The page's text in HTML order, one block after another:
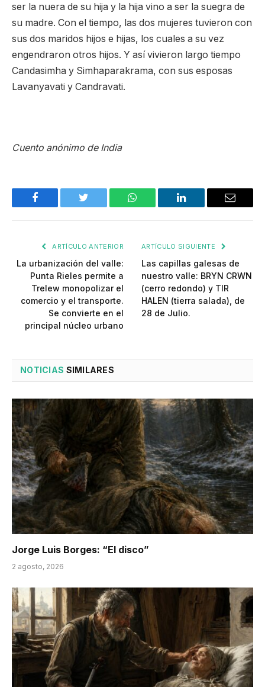
ser la nuera de su hija y la hija vino a ser la suegra de
su madre. Con el tiempo, las dos mujeres tuvieron con
sus dos maridos hijos e hijas, los cuales a su vez
engendraron otros hijos. Y así vivieron largo tiempo
Candasimha y Simhaparakrama, con sus esposas
Lavanyavati y Candravati.
Cuento anónimo de India
Facebook Twitter WhatsApp LinkedIn Email
ARTÍCULO ANTERIOR
La urbanización del valle:
Punta Rieles permite a
Trelew monopolizar el
comercio y el transporte.
Se convierte en el
principal núcleo urbano
ARTÍCULO SIGUIENTE
Las capillas galesas de
nuestro valle: BRYN CRWN
(cerro redondo) y TIR
HALEN (tierra salada), de
28 de Julio.
NOTICIAS SIMILARES
Jorge Luis Borges: “El disco”
2 agosto, 2026